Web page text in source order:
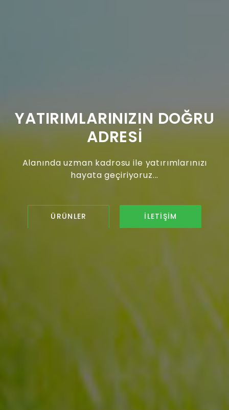
YATIRIMLARINIZIN DOĞRU
ADRESİ
Alanında uzman kadrosu ile yatırımlarınızı
hayata geçiriyoruz...
ÜRÜNLER İLETIŞIM